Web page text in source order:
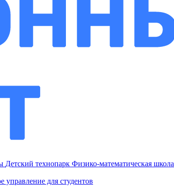
Детский технопарк Физико-математическая школа
управление для студентов